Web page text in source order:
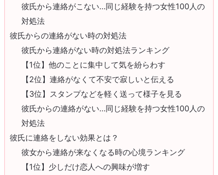
彼氏から連絡がこない…同じ経験を持つ女性100人の
対処法
彼氏からの連絡がない時の対処法
彼氏から連絡がない時の対処法ランキング
【1位】他のことに集中して気を紛らわす
【2位】連絡がなくて不安で寂しいと伝える
【3位】スタンプなどを軽く送って様子を見る
彼氏からの連絡がない…同じ経験を持つ女性100人の
対処法
彼氏に連絡をしない効果とは？
彼女から連絡が来なくなる時の心境ランキング
【1位】少しだけ恋人への興味が増す